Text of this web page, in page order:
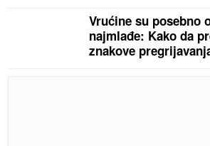
Vrućine su posebno
najmlađe: Kako da
znakove